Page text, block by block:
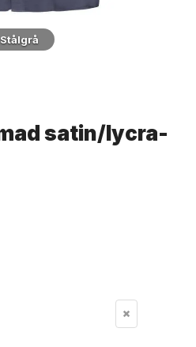
Stålgrå
satin/lycra-